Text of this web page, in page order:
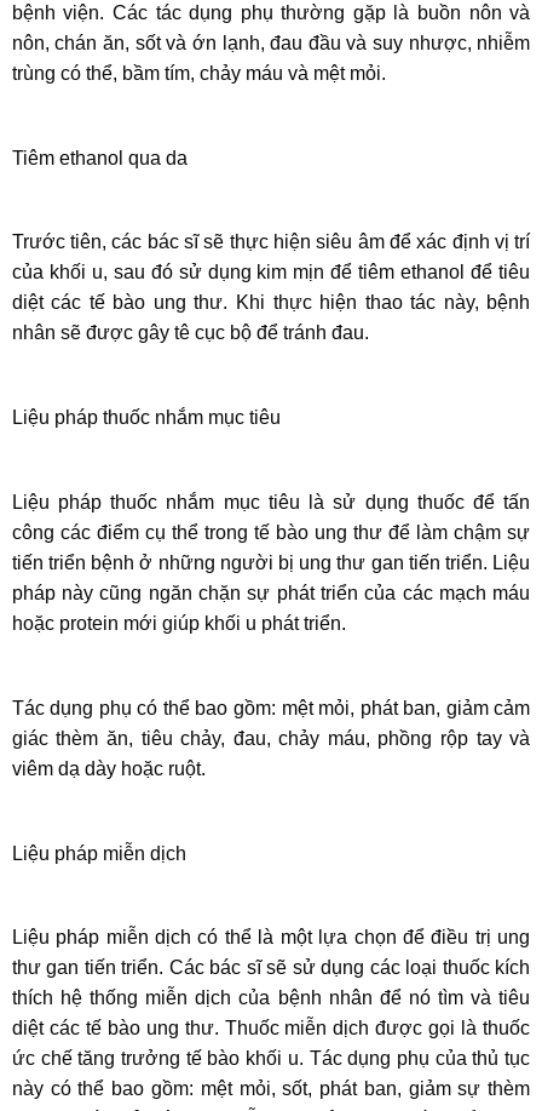
bệnh viện. Các tác dụng phụ thường gặp là buồn nôn và
nôn, chán ăn, sốt và ớn lạnh, đau đầu và suy nhược, nhiễm
trùng có thể, bầm tím, chảy máu và mệt mỏi.
Tiêm ethanol qua da
Trước tiên, các bác sĩ sẽ thực hiện siêu âm để xác định vị trí
của khối u, sau đó sử dụng kim mịn để tiêm ethanol để tiêu
diệt các tế bào ung thư. Khi thực hiện thao tác này, bệnh
nhân sẽ được gây tê cục bộ để tránh đau.
Liệu pháp thuốc nhắm mục tiêu
Liệu pháp thuốc nhắm mục tiêu là sử dụng thuốc để tấn
công các điểm cụ thể trong tế bào ung thư để làm chậm sự
tiến triển bệnh ở những người bị ung thư gan tiến triển. Liệu
pháp này cũng ngăn chặn sự phát triển của các mạch máu
hoặc protein mới giúp khối u phát triển.
Tác dụng phụ có thể bao gồm: mệt mỏi, phát ban, giảm cảm
giác thèm ăn, tiêu chảy, đau, chảy máu, phồng rộp tay và
viêm dạ dày hoặc ruột.
Liệu pháp miễn dịch
Liệu pháp miễn dịch có thể là một lựa chọn để điều trị ung
thư gan tiến triển. Các bác sĩ sẽ sử dụng các loại thuốc kích
thích hệ thống miễn dịch của bệnh nhân để nó tìm và tiêu
diệt các tế bào ung thư. Thuốc miễn dịch được gọi là thuốc
ức chế tăng trưởng tế bào khối u. Tác dụng phụ của thủ tục
này có thể bao gồm: mệt mỏi, sốt, phát ban, giảm sự thèm